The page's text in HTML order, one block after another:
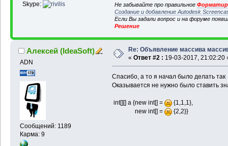
Skype: Не забывайте про правильное
Создание и добавление Autodesk
Если Вы задали вопрос и на форуме
Решение
Алексей (IdeaSoft)
ADN
Сообщений: 1189
Карма: 9
Re: Объявление массива
« Ответ #2 : 19-03-2017, 21:02:20
Спасибо, а то я начал было делать так
Оказывается не нужно было ставить
int[][] a {new int[] =
{1,1,1},
new int[] =
{2,2}}